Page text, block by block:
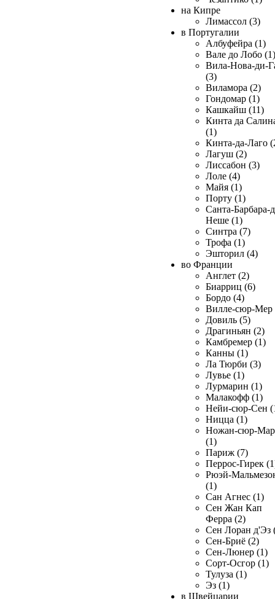
на Кипре
Лимассол (3)
в Португалии
Албуфейра (1)
Вале до Лобо (1)
Вила-Нова-ди-
(3)
Виламора (2)
Гондомар (1)
Кашкайш (11)
Кинта да
(1)
Кинта-да-Лаго
Лагуш (2)
Лиссабон (3)
Лоле (4)
Майя (1)
Порту (1)
Санта-Барбара-
Неше (1)
Синтра (7)
Трофа (1)
Эшторил (4)
во Франции
Англет (2)
Биарриц (6)
Бордо (4)
Вилле-сюр-Мер
Довиль (5)
Драгиньян (2)
Камбремер (1)
Канны (1)
Ла Тюрби (3)
Лувье (1)
Лурмарин (1)
Малакофф (1)
Нейи-сюр-Сен
Ницца (1)
Ножан-сюр-
(1)
Париж (7)
Перрос-Гирек
Рюэй-
(1)
Сан Агнес (1)
Сен Жан Кап
Ферра (2)
Сен Лоран д'Эз
Сен-Бриё (2)
Сен-Люнер (1)
Сорт-Осгор (1)
Тулуза (1)
Эз (1)
в Швейцарии